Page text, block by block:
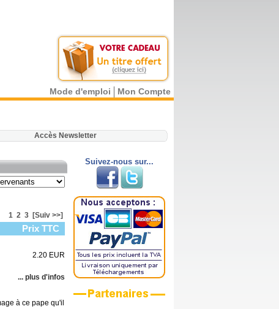
Mode d'emploi Mon Compte
Accès Newsletter
1 2 3 [Suiv >>]
Prix TTC
2.20 EUR
... plus d'infos
à ce pape qu'il
Suivez-nous sur...